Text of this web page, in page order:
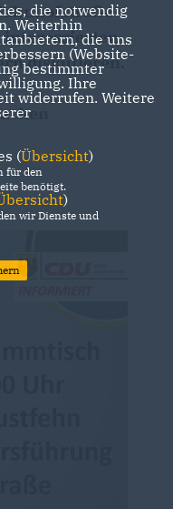
interessierten
diskutieren.
die notwendig
Weiterhin
die uns
(Website-
bestimmter
Ihre
widerrufen. Weitere
(Übersicht)
für den
benötigt.
)
wir Dienste und